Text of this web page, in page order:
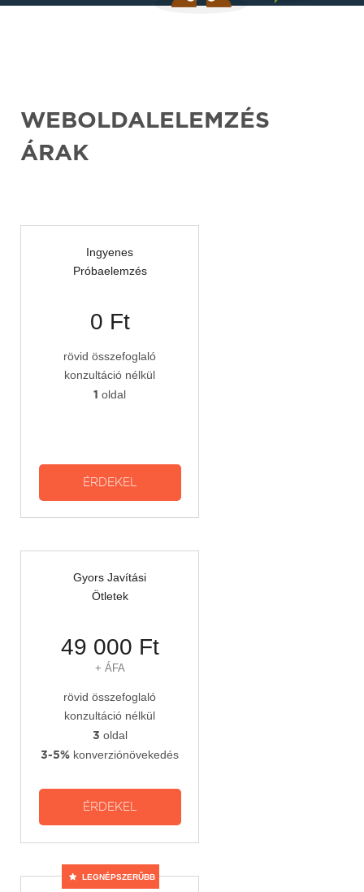
WEBOLDALELEMZÉS
ÁRAK
Ingyenes
Próbaelemzés
0 Ft
rövid összefoglaló
konzultáció nélkül
1 oldal
Gyors Javítási
Ötletek
49 000 Ft
+ ÁFA
rövid összefoglaló
konzultáció nélkül
3 oldal
3-5% konverziónövekedés
LEGNÉPSZERŰBB